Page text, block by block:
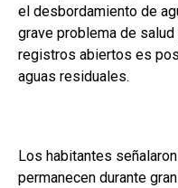
el desbordamiento de
grave problema de
registros abiertos es
aguas residuales.
Los habitantes
permanecen durante